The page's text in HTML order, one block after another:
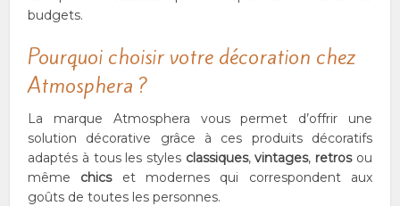
budgets.
Pourquoi choisir votre décoration chez
Atmosphera ?
La marque Atmosphera vous permet d’offrir une
solution décorative grâce à ces produits décoratifs
adaptés à tous les styles classiques,vintages, retros ou
même chics et modernes qui correspondent aux
goûts de toutes les personnes.